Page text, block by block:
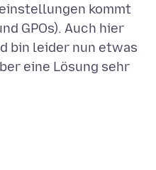
kommt
GPOs). Auch hier
bin leider nun etwas
eine Lösung sehr